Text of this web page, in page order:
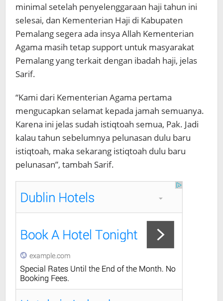
minimal setelah penyelenggaraan haji tahun ini
selesai, dan Kementerian Haji di Kabupaten
Pemalang segera ada insya Allah Kementerian
Agama masih tetap support untuk masyarakat
Pemalang yang terkait dengan ibadah haji, jelas
Sarif.
“Kami dari Kementerian Agama pertama
mengucapkan selamat kepada jamah semuanya.
Karena ini jelas sudah istiqtoah semua, Pak. Jadi
kalau tahun sebelumnya pelunasan dulu baru
istiqtoah, maka sekarang istiqtoah dulu baru
pelunasan”, tambah Sarif.